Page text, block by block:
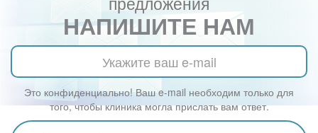
НАПИШИТЕ НАМ
Это конфиденциально! Ваш e-mail необходим только для
того, чтобы клиника могла прислать вам ответ.